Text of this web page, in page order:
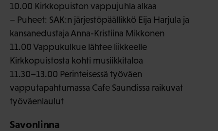
10.00 Kirkkopuiston vappujuhla alkaa
– Puheet: SAK:n järjestöpäällikkö Eija Harjula ja
kansanedustaja Anna-Kristiina Mikkonen
11.00 Vappukulkue lähtee liikkeelle
Kirkkopuistosta kohti musiikkitaloa
11.30–13.00 Perinteisessä työväen
vapputapahtumassa Cafe Saundissa raikuvat
työväenlaulut
Savonlinna